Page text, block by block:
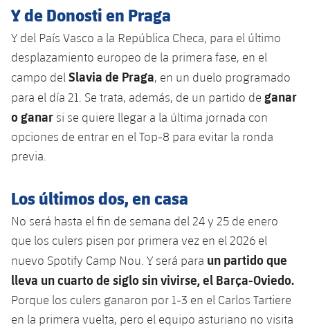
Y de Donosti en Praga
Y del País Vasco a la República Checa, para el último
desplazamiento europeo de la primera fase, en el
campo del Slavia de Praga, en un duelo programado
para el día 21. Se trata, además, de un partido de ganar
o ganar si se quiere llegar a la última jornada con
opciones de entrar en el Top-8 para evitar la ronda
previa.
Los últimos dos, en casa
No será hasta el fin de semana del 24 y 25 de enero
que los culers pisen por primera vez en el 2026 el
nuevo Spotify Camp Nou. Y será para un partido que
lleva un cuarto de siglo sin vivirse, el Barça-Oviedo.
Porque los culers ganaron por 1-3 en el Carlos Tartiere
en la primera vuelta, pero el equipo asturiano no visita